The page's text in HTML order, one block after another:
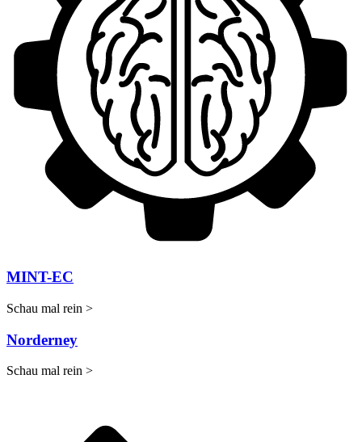
MINT-EC
Schau mal rein >
Norderney
Schau mal rein >